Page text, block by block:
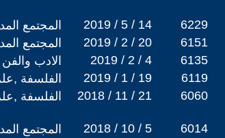
المجتمع 2019 / 5 / 14 6229
المجتمع
2019 / 2 / 20 6151
الادب والفن
2019 / 2 / 4 6135
الفلسفة
2019 / 1 / 19 6119
الفلسفة
2018 / 11 / 21 6060
المجتمع 2018 / 10 / 5 6014